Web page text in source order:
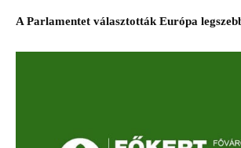
A Parlamentet választották Európa